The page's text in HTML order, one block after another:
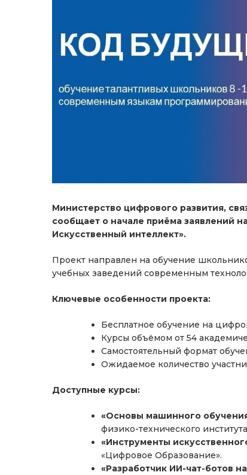
Министерство цифрового развития,
сообщает о начале приёма заявлений
Искусственный интеллект».
Проект направлен на обучение
учебных заведений современным
Ключевые особенности проекта:
Бесплатное обучение на
Курсы объёмом от 54
Самостоятельный формат
Ожидаемое количество
Доступные курсы:
«Основы машинного
физико-технического
«Инструменты
«Цифровое Образование».
«Разработчик ИИ-чат-ботов